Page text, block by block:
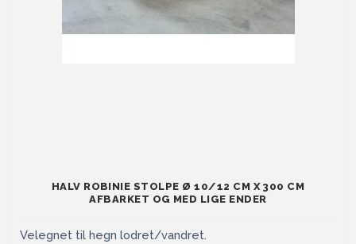
HALV ROBINIE STOLPE Ø 10/12 CM X 300 CM
AFBARKET OG MED LIGE ENDER
Velegnet til hegn lodret/vandret.